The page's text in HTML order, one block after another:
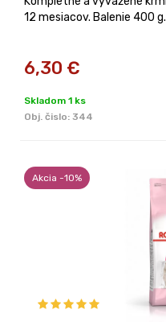
12 mesiacov. Balenie 400 g.
6,30 €
Skladom 1 ks
Obj. čislo: 344
Akcia -10%